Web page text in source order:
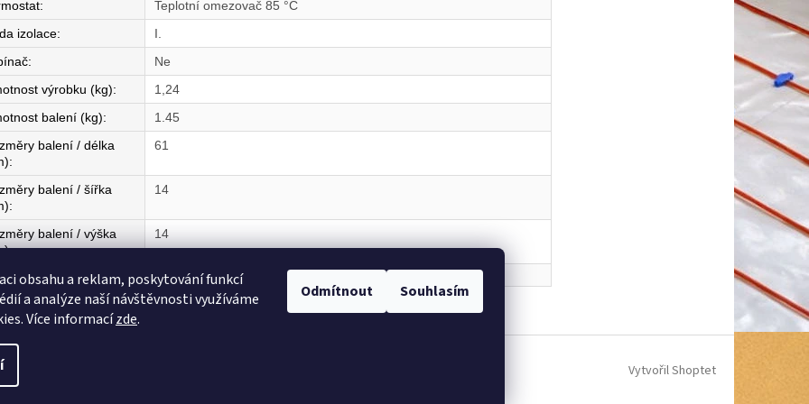
obsahu a reklam, poskytování funkcí
a analýze naší návštěvnosti využíváme
Více informacízde.
Odmítnout Souhlasím
:
Teplotní omezovač 85 °C
izolace:
I.
:
Ne
výrobku (kg):
1,24
balení (kg):
1.45
balení / délka
:
61
balení / šířka
:
14
balení / výška
:
14
původu: CZ
Vytvořil Shoptet